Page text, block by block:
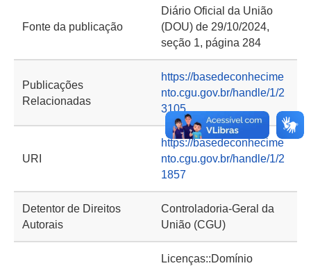
Fonte da publicação
Diário Oficial da União
(DOU) de 29/10/2024,
seção 1, página 284
Publicações
Relacionadas
https://basedeconhecime
nto.cgu.gov.br/handle/1/2
3105
URI
https://basedeconhecime
nto.cgu.gov.br/handle/1/2
1857
Detentor de Direitos
Autorais
Controladoria-Geral da
União (CGU)
Licenças::Domínio